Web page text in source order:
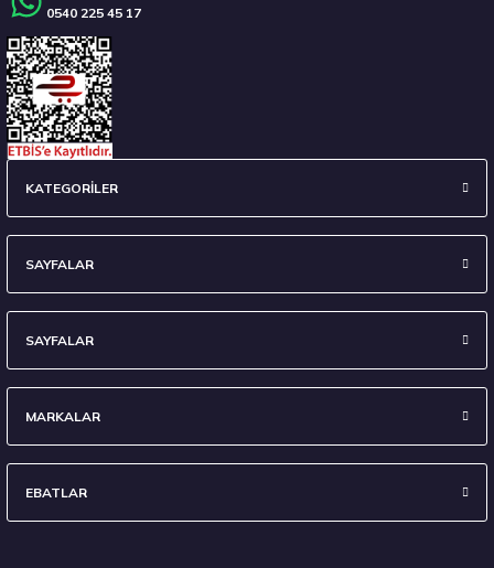
0540 225 45 17
KATEGORİLER
SAYFALAR
SAYFALAR
MARKALAR
EBATLAR